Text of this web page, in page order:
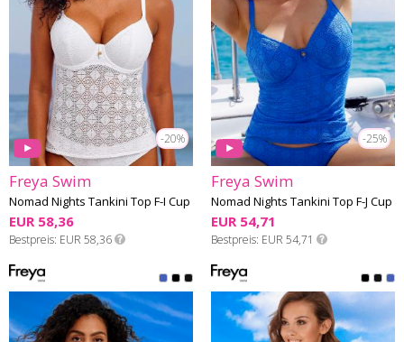
-20%
Freya Swim
Nomad Nights Tankini Top F-I Cup
EUR 58,36
Bestpreis EUR 58,36
-25%
Freya Swim
Nomad Nights Tankini Top F-J Cup
EUR 54,71
Bestpreis EUR 54,71